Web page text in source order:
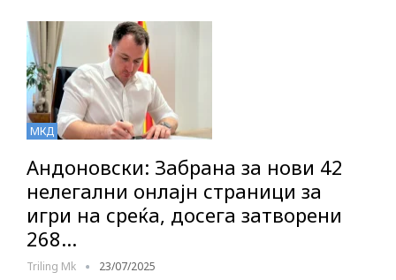
МКД
Андоновски: Забрана за нови 42
нелегални онлајн страници за
игри на среќа, досега затворени
268…
Triling Mk 23/07/2025